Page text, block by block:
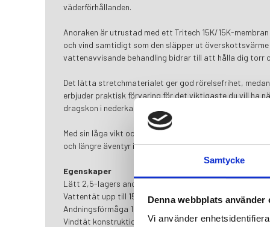
Samtycke
Denna webbplats använder
Vi använder
väderförhållanden.
Anoraken är utrustad med ett Tritech 15K/15K-
och vind samtidigt som den släpper ut
vattenavvisande behandling bidrar till att hålla dig torr
Det lätta stretchmaterialet ger god rörelsefrihet,
erbjuder praktisk förvaring för det viktigaste du vill ha
dragskon i nederkanten gör det enkelt att anpassa
Med sin låga vikt och packvänliga design är Sangis
och längre äventyr i naturen.
Egenskaper
Lätt 2,5-lagers anorak
Vattentät upp till 15 000 mm
Andningsförmåga 15 000 g/m²/24h
Vindtät konstruktion